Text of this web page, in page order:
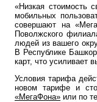
«Низкая стоимость
мобильных
совершают на
Поволжского
людей из вашего
В Республике
карт, что усиливает
Условия тарифа
новом тарифе и
«МегаФона» или по